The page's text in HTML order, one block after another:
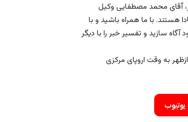
آقای محمد مصطفایی وکیل
هستند. با ما همراه باشید و با
سازید و تفسیر خبر را با دیگر
یوتیوب